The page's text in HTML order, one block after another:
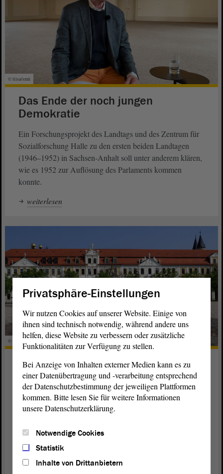
© ltlsa/smü
Das Ende der noch jungen
Demokratie
Ein Forschungsprojekt des Landtags und des Zentrum für
Sozialforschung Halle zu den ersten beiden Landtagen
(1946–1952) in Sachsen-Anhalt soll unter anderem klären,
wie es 1952 zur Auflösung des Parlaments kommen
konnte.
weiterlesen
© ltlsa/Kühne
Forschungsprojekt zu den ersten
Landtagen
Im Auftrag des Landtags hat das Zentrum für
Sozialforschung Halle e. V. ein Forschungsprojekt zur
Landtage von Sachsen-Anhalt (1946–1952) und der
Lebenswege seiner Mitglieder begonnen.
weiterlesen
Privatsphäre-Einstellungen
Wir nutzen Cookies auf unserer Website. Einige von
ihnen sind technisch notwendig, während andere uns
helfen, diese Website zu verbessern oder zusätzliche
Funktionalitäten zur Verfügung zu stellen.
Bei Anzeige von Inhalten externer Medien kann es zu
einer Datenübertragung und -verarbeitung entsprechend
der Datenschutzbestimmung der jeweiligen Plattformen
kommen. Bitte lesen Sie für weitere Informationen
unsere Datenschutzerklärung.
Notwendige Cookies
Statistik
Inhalte von Drittanbietern